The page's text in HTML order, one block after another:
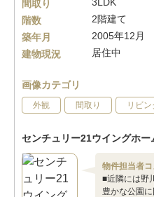
間取り
階数
2階建て
築年月
2005年12月
建物現況
居住中
画像カテゴリ
外観 間取り リビン
センチュリー21ウイングホー
物件担当者コ
■近隣には野
豊かな公園